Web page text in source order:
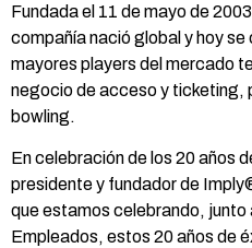
Fundada el 11 de mayo de
compañía nació global y hoy se
mayores players del mercado
negocio de acceso y ticketing,
bowling.
En celebración de los 20 años
presidente y fundador de
que estamos celebrando,
Empleados, estos 20 años de